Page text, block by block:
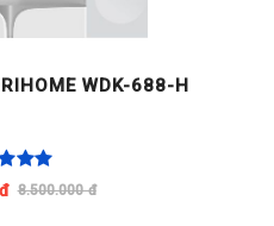
WDK-688-H
8.500.000 đ